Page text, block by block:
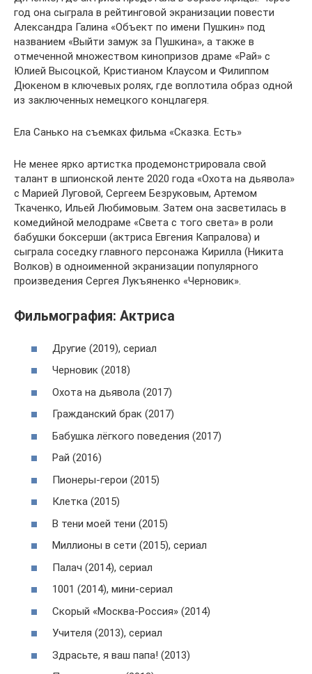
год она сыграла в рейтинговой экранизации повести
Александра Галина «Объект по имени Пушкин» под
названием «Выйти замуж за Пушкина», а также в
отмеченной множеством кинопризов драме «Рай» с
Юлией Высоцкой, Кристианом Клаусом и Филиппом
Дюкеном в ключевых ролях, где воплотила образ одной
из заключенных немецкого концлагеря.
Ела Санько на съемках фильма «Сказка. Есть»
Не менее ярко артистка продемонстрировала свой
талант в шпионской ленте 2020 года «Охота на дьявола»
с Марией Луговой, Сергеем Безруковым, Артемом
Ткаченко, Ильей Любимовым. Затем она засветилась в
комедийной мелодраме «Света с того света» в роли
бабушки боксерши (актриса Евгения Капралова) и
сыграла соседку главного персонажа Кирилла (Никита
Волков) в одноименной экранизации популярного
произведения Сергея Лукъяненко «Черновик».
Фильмография: Актриса
Другие (2019), сериал
Черновик (2018)
Охота на дьявола (2017)
Гражданский брак (2017)
Бабушка лёгкого поведения (2017)
Рай (2016)
Пионеры-герои (2015)
Клетка (2015)
В тени моей тени (2015)
Миллионы в сети (2015), сериал
Палач (2014), сериал
1001 (2014), мини-сериал
Скорый «Москва-Россия» (2014)
Учителя (2013), сериал
Здрасьте, я ваш папа! (2013)